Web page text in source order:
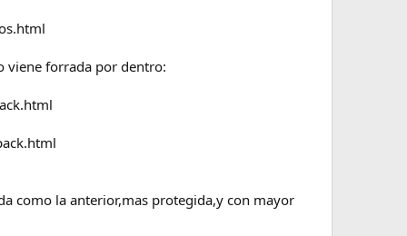
viene forrada por dentro:
como la anterior,mas protegida,y con mayor